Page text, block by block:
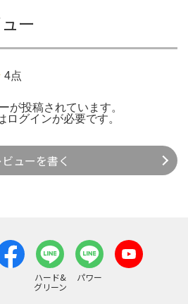
ー
4点
が投稿されています。
ログインが必要です。
ビューを書く
ハード&
グリーン
パワー